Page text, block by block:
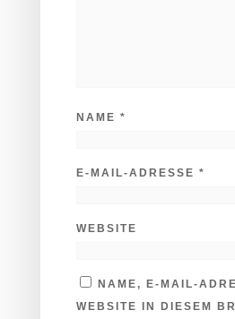
NAME *
E-MAIL-ADRESSE *
WEBSITE
NAME, E-MAIL-
WEBSITE IN DIESEM